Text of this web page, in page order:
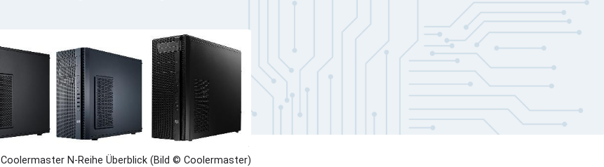
Coolermaster N-Reihe Überblick (Bild © Coolermaster)